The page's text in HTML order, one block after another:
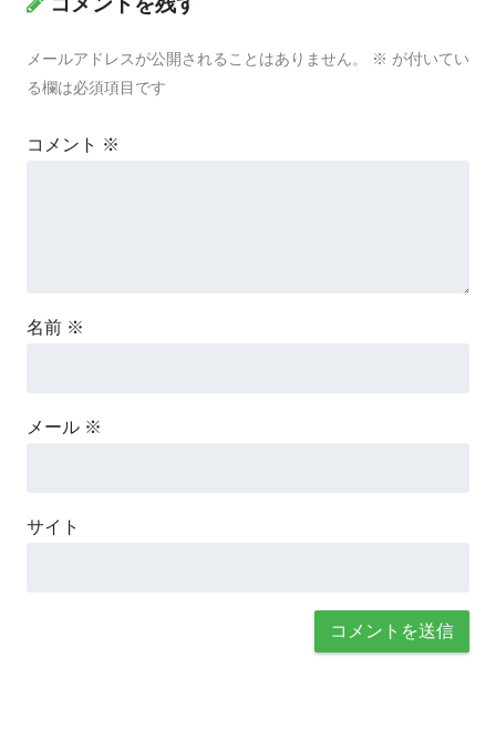
メールアドレスが公開されることはありません。 ※ が付いてい
る欄は必須項目です
コメント ※
名前 ※
メール ※
サイト